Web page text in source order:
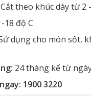
Cắt theo khúc dày từ 2
-18 độ C
dụng cho món sốt,
24 tháng kể từ
1900 3220